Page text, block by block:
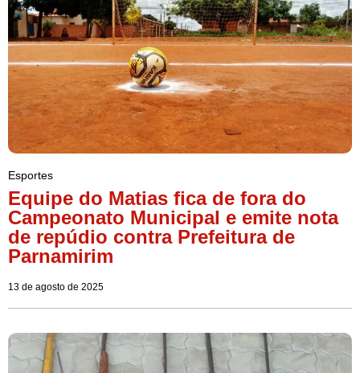
Esportes
Equipe do Matias fica de fora do
Campeonato Municipal e emite nota
de repúdio contra Prefeitura de
Parnamirim
13 de agosto de 2025